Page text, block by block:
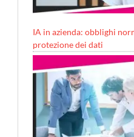
IA in azienda: obblighi
protezione dei dati